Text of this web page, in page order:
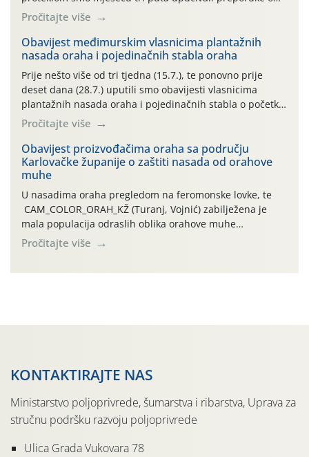
preventivnim mjerama zaštite krizantema od najčešćih
uzročnika bolesti, štetnika i fito-fagnih grinja (23.7., 14.7.,
06.7.)! Na početku ovog mjeseca je zabilježeno je
povijesno i ekstremno vruće meteorološko razdoblje, uz
najviše temperature […]
Pročitajte više
Obavijest međimurskim vlasnicima plantažnih
nasada oraha i pojedinačnih stabla oraha
Prije nešto više od tri tjedna (15.7.), te ponovno prije
deset dana (28.7.) uputili smo obavijesti vlasnicima
plantažnih nasada oraha i pojedinačnih stabla o početku
leta i ovogodišnjoj potrebi usmjerenog suzbijanja
orahove muhe (Rhagoletis completa)! Već dvanaest dana
traje drugi ovogodišnji “toplinski udar”, koji naročito
izražen zadnja šest dana (31.7.-05.8.), jer najviše
temperature zraka svakodnevno […]
Pročitajte više
Obavijest proizvođačima oraha sa području
Karlovačke županije o zaštiti nasada od orahove
muhe
U nasadima oraha pregledom na feromonske lovke, te
CAM_COLOR_ORAH_KŽ (Turanj, Vojnić) zabilježena je
mala populacija odraslih oblika orahove muhe
(Rhagoletis completa). Niska brojnost može se objasniti
činjenicom da je riječ o mladim nasadima s vrlo malim
Pročitajte više
KONTAKTIRAJTE NAS
Ministarstvo poljoprivrede, šumarstva i ribarstva, Uprava za
stručnu podršku razvoju poljoprivrede
Ulica Grada Vukovara 78